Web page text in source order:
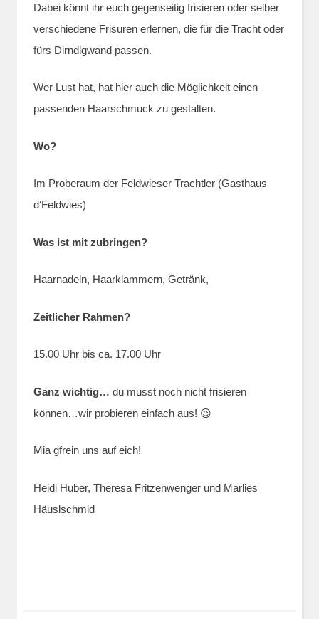
Dabei könnt ihr euch gegenseitig frisieren oder selber
verschiedene Frisuren erlernen, die für die Tracht oder
fürs Dirndlgwand passen.
Wer Lust hat, hat hier auch die Möglichkeit einen
passenden Haarschmuck zu gestalten.
Wo?
Im Proberaum der Feldwieser Trachtler (Gasthaus
d‘Feldwies)
Was ist mit zubringen?
Haarnadeln, Haarklammern, Getränk,
Zeitlicher Rahmen?
15.00 Uhr bis ca. 17.00 Uhr
Ganz wichtig… du musst noch nicht frisieren
können…wir probieren einfach aus! 😉
Mia gfrein uns auf eich!
Heidi Huber, Theresa Fritzenwenger und Marlies
Häuslschmid